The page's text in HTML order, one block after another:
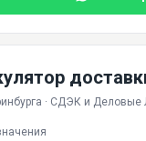
· СДЭК и Деловые